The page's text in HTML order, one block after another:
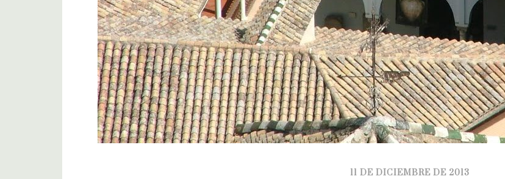
11 DE DICIEMBRE DE 2013